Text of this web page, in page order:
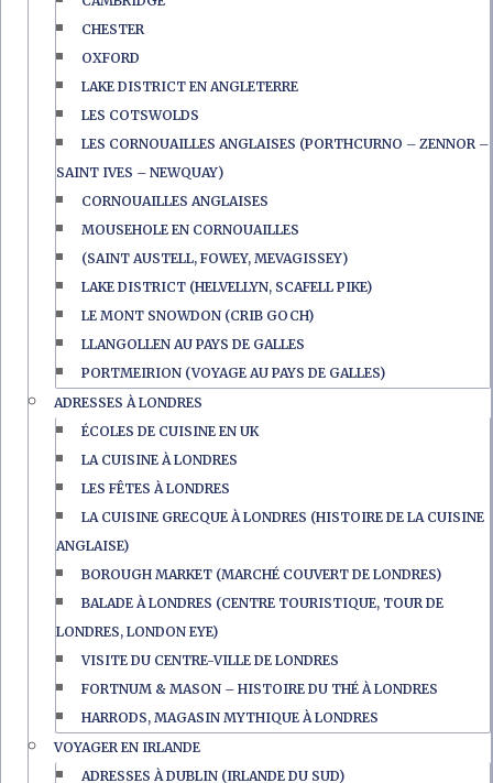
CHESTER
OXFORD
LAKE DISTRICT EN ANGLETERRE
LES COTSWOLDS
LES CORNOUAILLES ANGLAISES (PORTHCURNO – ZENNOR –
SAINT IVES – NEWQUAY)
CORNOUAILLES ANGLAISES
MOUSEHOLE EN CORNOUAILLES
(SAINT AUSTELL, FOWEY, MEVAGISSEY)
LAKE DISTRICT (HELVELLYN, SCAFELL PIKE)
LE MONT SNOWDON (CRIB GOCH)
LLANGOLLEN AU PAYS DE GALLES
PORTMEIRION (VOYAGE AU PAYS DE GALLES)
ADRESSES À LONDRES
ÉCOLES DE CUISINE EN UK
LA CUISINE À LONDRES
LES FÊTES À LONDRES
LA CUISINE GRECQUE À LONDRES (HISTOIRE DE LA CUISINE
ANGLAISE)
BOROUGH MARKET (MARCHÉ COUVERT DE LONDRES)
BALADE À LONDRES (CENTRE TOURISTIQUE, TOUR DE
LONDRES, LONDON EYE)
VISITE DU CENTRE-VILLE DE LONDRES
FORTNUM & MASON – HISTOIRE DU THÉ À LONDRES
HARRODS, MAGASIN MYTHIQUE À LONDRES
VOYAGER EN IRLANDE
ADRESSES À DUBLIN (IRLANDE DU SUD)